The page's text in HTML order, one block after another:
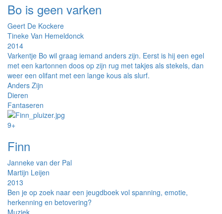
Bo is geen varken
Geert De Kockere
Tineke Van Hemeldonck
2014
Varkentje Bo wil graag iemand anders zijn. Eerst is hij een egel
met een kartonnen doos op zijn rug met takjes als stekels, dan
weer een olifant met een lange kous als slurf.
Anders Zijn
Dieren
Fantaseren
9+
Finn
Janneke van der Pal
Martijn Leijen
2013
Ben je op zoek naar een jeugdboek vol spanning, emotie,
herkenning en betovering?
Muziek